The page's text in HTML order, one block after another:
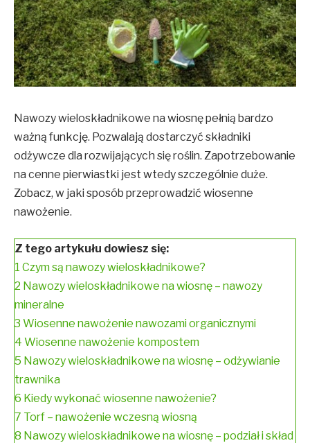
Nawozy wieloskładnikowe na wiosnę pełnią bardzo
ważną funkcję. Pozwalają dostarczyć składniki
odżywcze dla rozwijających się roślin. Zapotrzebowanie
na cenne pierwiastki jest wtedy szczególnie duże.
Zobacz, w jaki sposób przeprowadzić wiosenne
nawożenie.
Z tego artykułu dowiesz się:
1 Czym są nawozy wieloskładnikowe?
2 Nawozy wieloskładnikowe na wiosnę – nawozy
mineralne
3 Wiosenne nawożenie nawozami organicznymi
4 Wiosenne nawożenie kompostem
5 Nawozy wieloskładnikowe na wiosnę – odżywianie
trawnika
6 Kiedy wykonać wiosenne nawożenie?
7 Torf – nawożenie wczesną wiosną
8 Nawozy wieloskładnikowe na wiosnę – podział i skład